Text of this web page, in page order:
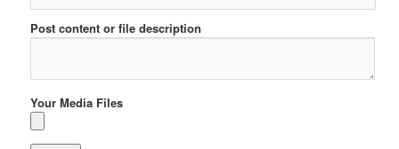
Post content or file description
Your Media Files